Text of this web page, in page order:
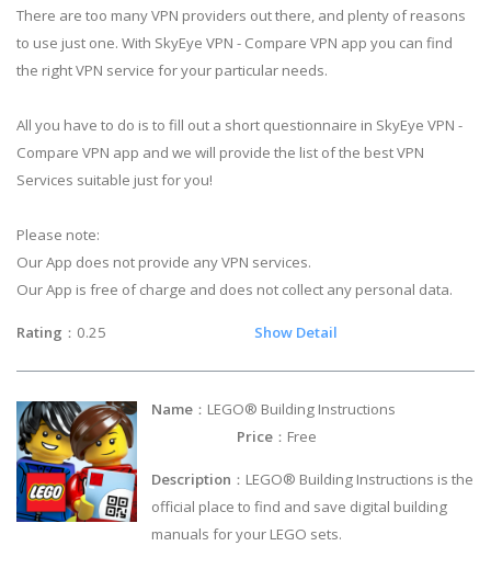
There are too many VPN providers out there, and plenty of reasons
to use just one. With SkyEye VPN - Compare VPN app you can find
the right VPN service for your particular needs.
All you have to do is to fill out a short questionnaire in SkyEye VPN -
Compare VPN app and we will provide the list of the best VPN
Services suitable just for you!
Please note:
Our App does not provide any VPN services.
Our App is free of charge and does not collect any personal data.
Rating ：0.25 Show Detail
Name ：LEGO® Building Instructions
Price ：Free
Description ：LEGO® Building Instructions is the
official place to find and save digital building
manuals for your LEGO sets.